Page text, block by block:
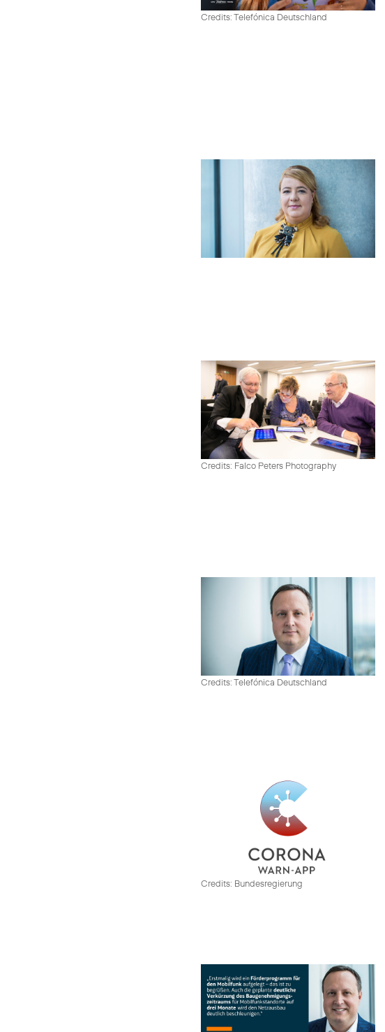
Credits: Telefónica Deutschland
Credits: Falco Peters Photography
Credits: Telefónica Deutschland
Credits: Bundesregierung